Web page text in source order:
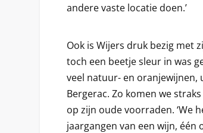
andere vaste locatie doen.’
Ook is Wijers druk bezig met
toch een beetje sleur in was
veel natuur- en oranjewijnen,
Bergerac. Zo komen we
op zijn oude voorraden. ‘We
jaargangen van een wijn, één